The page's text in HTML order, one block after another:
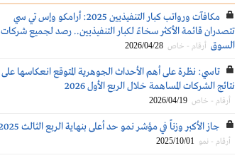
مكافآت ورواتب كبار التنفيذيين 2025: أرامكو وإس تي سي
تتصدران قائمة الأكثر سخاءً لكبار التنفيذيين.. رصد لجميع شركات
السوق أرقام - خاص 2026/04/28
تاسي: نظرة على أهم الأحداث الجوهرية المتوقع انعكاسها على
نتائج الشركات المساهمة خلال الربع الأول 2026
أرقام - خاص 2026/04/19
جاز الأكبر وزناً في مؤشر نمو حد أعلى بنهاية الربع الثالث 2025
أرقام - نمو 2025/10/01